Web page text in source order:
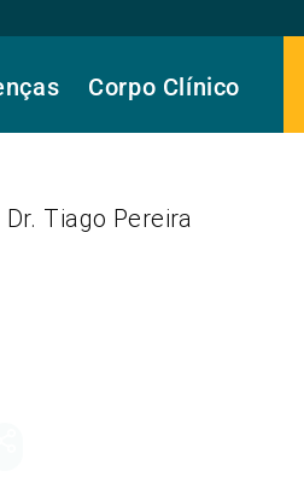
Corpo Clínico
Tiago Pereira